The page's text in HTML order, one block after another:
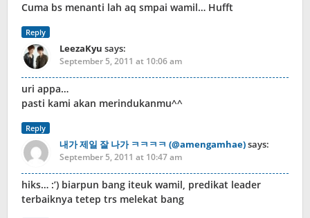
Cuma bs menanti lah aq smpai wamil… Hufft
Reply
LeezaKyu says:
September 5, 2011 at 10:06 am
uri appa…
pasti kami akan merindukanmu^^
Reply
내가 제일 잘 나가 ㅋㅋㅋㅋ (@amengamhae)says:
September 5, 2011 at 10:47 am
hiks… :’) biarpun bang iteuk wamil, predikat leader
terbaiknya tetep trs melekat bang